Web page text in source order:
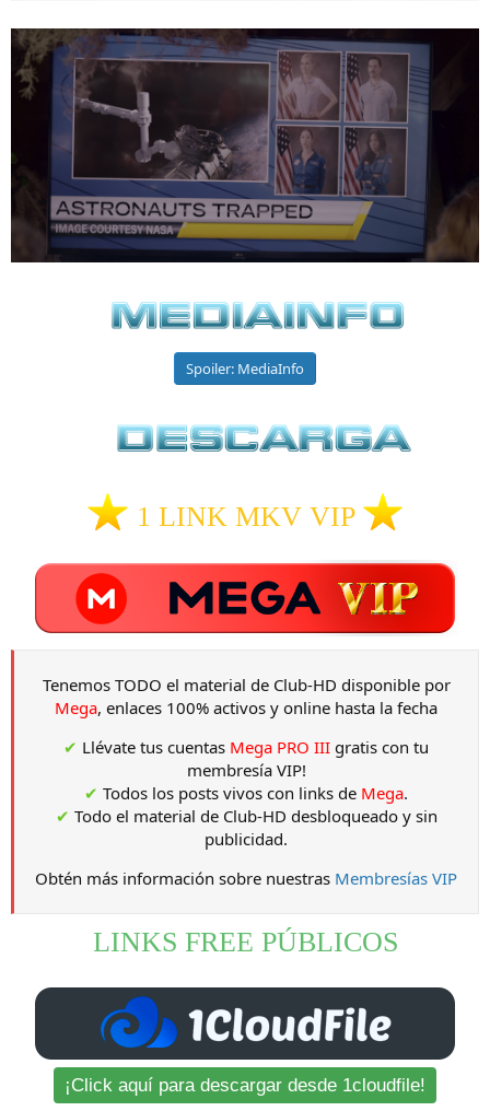
Spoiler: MediaInfo
1 LINK MKV VIP
Tenemos TODO el material de Club-HD disponible por
Mega, enlaces 100% activos y online hasta la fecha
✔ Llévate tus cuentas Mega PRO III gratis con tu
membresía VIP!
✔ Todos los posts vivos con links de Mega.
✔ Todo el material de Club-HD desbloqueado y sin
publicidad.
Obtén más información sobre nuestras Membresías VIP
LINKS FREE PÚBLICOS
¡Click aquí para descargar desde 1cloudfile!